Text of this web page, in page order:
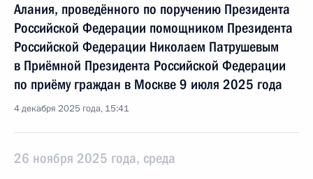
Алания, проведённого по поручению Президента
Российской Федерации помощником Президента
Российской Федерации Николаем Патрушевым
в Приёмной Президента Российской Федерации
по приёму граждан в Москве 9 июля 2025 года
4 декабря 2025 года, 15:41
26 ноября 2025 года, среда